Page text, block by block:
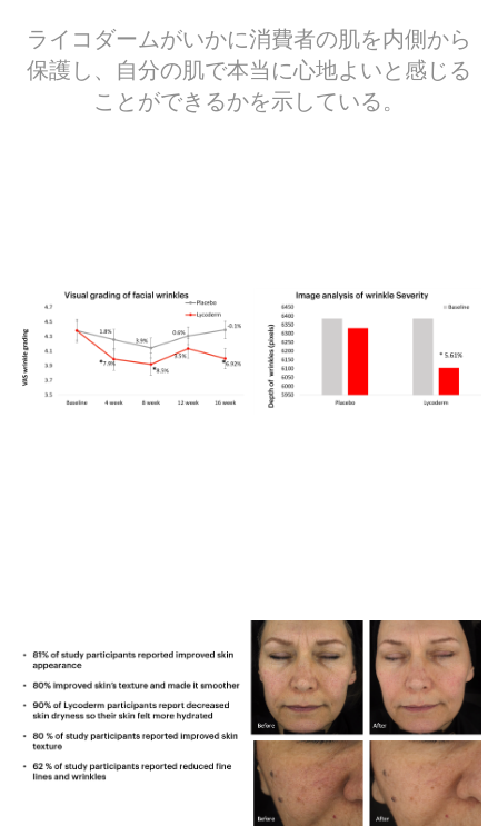
ライコダームがいかに消費者の肌を内側から
保護し、自分の肌で本当に心地よいと感じる
ことができるかを示している。